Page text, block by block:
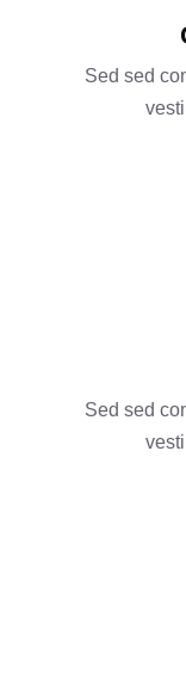
Sed sed
Sed sed